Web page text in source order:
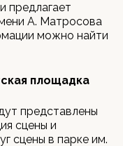
предлагает
А. Матросова
можно найти
площадка
представлены
сцены и
сцены в парке им.